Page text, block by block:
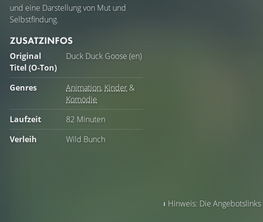
und eine Darstellung von Mut und
Selbstfindung.
ZUSATZINFOS
Original
Titel (O-Ton)
Duck Duck Goose (en)
Genres Animation, Kinder &
Komödie
Laufzeit
82 Minuten
Verleih
Wild Bunch
Hinweis: Die